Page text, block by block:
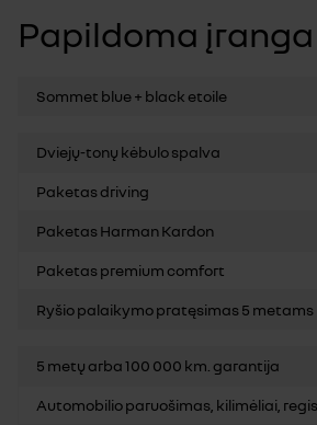
Papildoma įranga
Sommet blue + black etoile
Dviejų-tonų kėbulo spalva
Paketas driving
Paketas Harman Kardon
Paketas premium comfort
Ryšio palaikymo pratęsimas 5 metams
5 metų arba 100 000 km. garantija
Automobilio paruošimas, kilimėliai,